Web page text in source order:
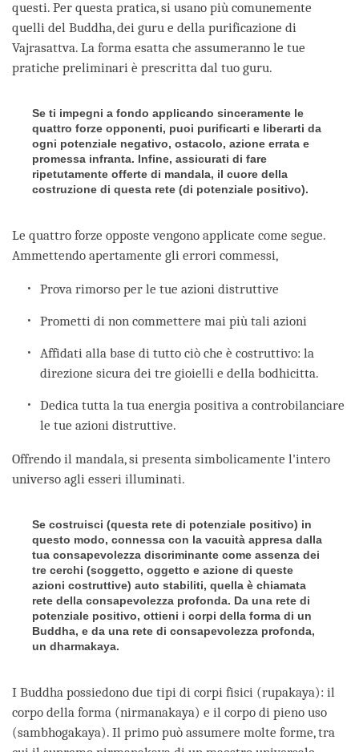
questi. Per questa pratica, si usano più comunemente
quelli del Buddha, dei guru e della purificazione di
Vajrasattva. La forma esatta che assumeranno le tue
pratiche preliminari è prescritta dal tuo guru.
Se ti impegni a fondo applicando sinceramente le
quattro forze opponenti, puoi purificarti e liberarti da
ogni potenziale negativo, ostacolo, azione errata e
promessa infranta. Infine, assicurati di fare
ripetutamente offerte di mandala, il cuore della
costruzione di questa rete (di potenziale positivo).
Le quattro forze opposte vengono applicate come segue.
Ammettendo apertamente gli errori commessi,
Prova rimorso per le tue azioni distruttive
Prometti di non commettere mai più tali azioni
Affidati alla base di tutto ciò che è costruttivo: la
direzione sicura dei tre gioielli e della bodhicitta.
Dedica tutta la tua energia positiva a controbilanciare
le tue azioni distruttive.
Offrendo il mandala, si presenta simbolicamente l'intero
universo agli esseri illuminati.
Se costruisci (questa rete di potenziale positivo) in
questo modo, connessa con la vacuità appresa dalla
tua consapevolezza discriminante come assenza dei
tre cerchi (soggetto, oggetto e azione di queste
azioni costruttive) auto stabiliti, quella è chiamata
rete della consapevolezza profonda. Da una rete di
potenziale positivo, ottieni i corpi della forma di un
Buddha, e da una rete di consapevolezza profonda,
un dharmakaya.
I Buddha possiedono due tipi di corpi fisici (rupakaya): il
corpo della forma (nirmanakaya) e il corpo di pieno uso
(sambhogakaya). Il primo può assumere molte forme, tra